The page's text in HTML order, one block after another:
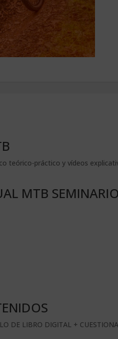
teórico-práctico y vídeos
MTB
DE LIBRO DIGITAL +